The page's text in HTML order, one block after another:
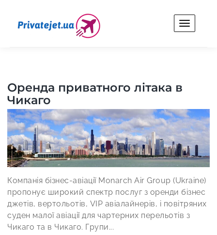
content
Оренда приватного літака в
Чикаго
Компанія бізнес-авіації Monarch Air Group (Ukraine)
пропонує широкий спектр послуг з оренди бізнес
джетів, вертольотів, VIP авіалайнерів, і повітряних
суден малої авіації для чартерних перельотів з
Чикаго та в Чикаго. Групи...